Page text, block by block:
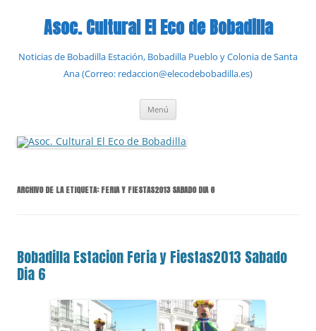
contenidoAsoc. Cultural El Eco de Bobadilla
Noticias de Bobadilla Estación, Bobadilla Pueblo y Colonia de Santa
Ana (Correo: redaccion@elecodebobadilla.es)
Menú
ARCHIVO DE LA ETIQUETA:FERIA Y FIESTAS2013 SABADO DIA 6
Bobadilla Estacion Feria y Fiestas2013 Sabado
Dia 6